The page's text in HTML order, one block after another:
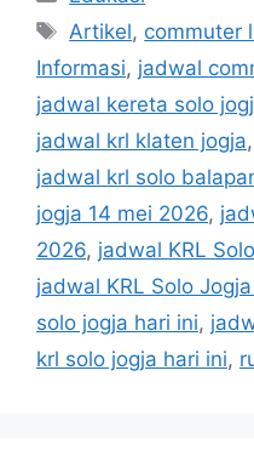
Tag
Artikel, commuter
Informasi, jadwal
jadwal kereta solo
jadwal krl klaten jogja,
jadwal krl solo
jogja 14 mei 2026,
2026, jadwal KRL
jadwal KRL Solo
solo jogja hari ini,
krl solo jogja hari ini,